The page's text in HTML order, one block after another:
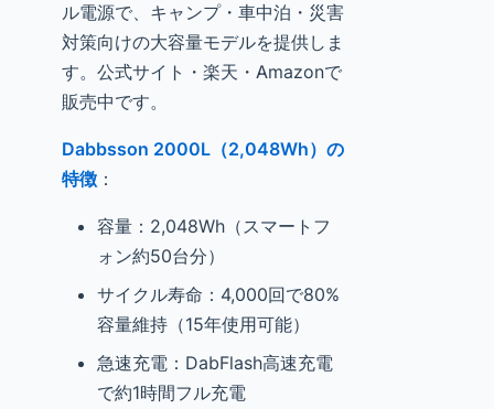
ル電源で、キャンプ・車中泊・災害
対策向けの大容量モデルを提供しま
す。公式サイト・楽天・Amazonで
販売中です。
Dabbsson 2000L（2,048Wh）の
特徴 ：
容量：2,048Wh（スマートフ
ォン約50台分）
サイクル寿命：4,000回で80%
容量維持（15年使用可能）
急速充電：DabFlash高速充電
で約1時間フル充電